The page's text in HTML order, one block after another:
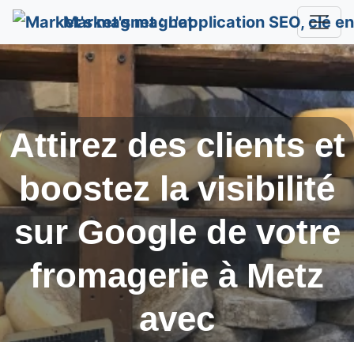
Market's magnet
Attirez des clients et
boostez la visibilité
sur Google de votre
fromagerie àMetz
avec